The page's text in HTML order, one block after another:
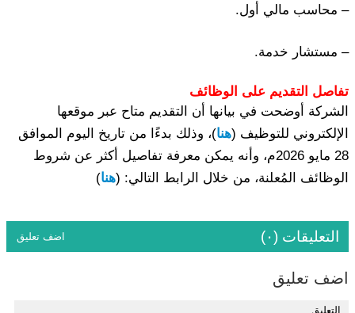
– محاسب مالي أول.
– مستشار خدمة.
تفاصل التقديم على الوظائف
الشركة أوضحت في بيانها أن التقديم متاح عبر موقعها
الإلكتروني للتوظيف (هنا)، وذلك بدءًا من تاريخ اليوم الموافق
28 مايو 2026م، وأنه يمكن معرفة تفاصيل أكثر عن شروط
الوظائف المُعلنة، من خلال الرابط التالي: (هنا)
التعليقات (٠) اضف تعليق
اضف تعليق